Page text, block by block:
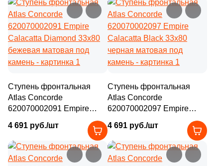
Ступень фронтальная
Atlas Concorde
620070002091 Empire
Calacatta Diamond 33x80
бежевая матовая под
камень
4 691 руб./шт
Ступень фронтальная
Atlas Concorde
620070002097 Empire
черная матовая под
камень
4 691 руб./шт